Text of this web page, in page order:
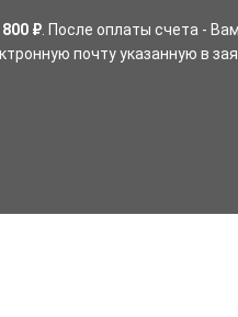
800 ₽. После оплаты счета -
почту указанную в